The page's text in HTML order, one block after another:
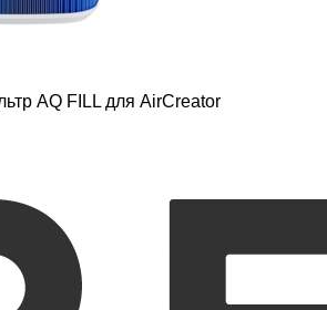
AQ FILL для AirCreator